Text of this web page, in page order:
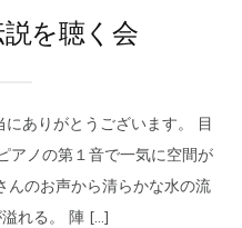
を聴く会
ありがとうございます。 目
アノの第１音で一気に空間が
んのお声から清らかな水の流
れる。 陣 […]